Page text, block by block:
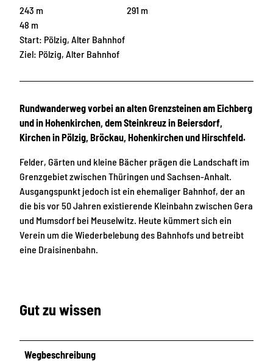
243 m
291 m
48 m
Start: Pölzig, Alter Bahnhof
Ziel: Pölzig, Alter Bahnhof
Rundwanderweg vorbei an alten Grenzsteinen am Eichberg
und in Hohenkirchen, dem Steinkreuz in Beiersdorf,
Kirchen in Pölzig, Bröckau, Hohenkirchen und Hirschfeld.
Felder, Gärten und kleine Bächer prägen die Landschaft im
Grenzgebiet zwischen Thüringen und Sachsen-Anhalt.
Ausgangspunkt jedoch ist ein ehemaliger Bahnhof, der an
die bis vor 50 Jahren existierende Kleinbahn zwischen Gera
und Mumsdorf bei Meuselwitz. Heute kümmert sich ein
Verein um die Wiederbelebung des Bahnhofs und betreibt
eine Draisinenbahn.
Gut zu wissen
Wegbeschreibung